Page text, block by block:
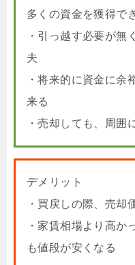
多くの資金を獲得で
・引っ越す必要が無
夫
・将来的に資金に余
来る
・売却しても、周囲
デメリット
・買戻しの際、売却
・家賃相場より高か
も値段が安くなる